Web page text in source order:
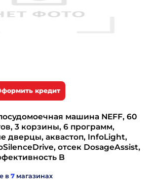
кредит
машина NEFF, 60
3 корзины, 6 программ,
дверцы, аквастоп, InfoLight,
отсек DosageAssist,
B
в 7 магазинах